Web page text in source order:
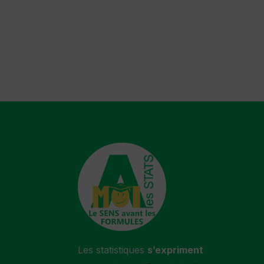
Les statistiques s’expriment